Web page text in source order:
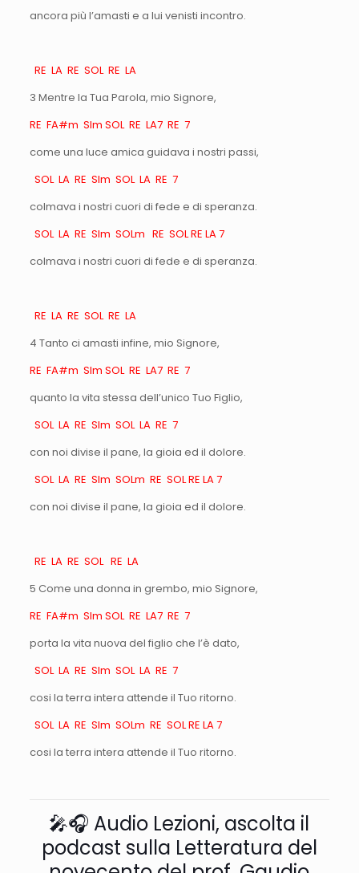
ancora più l’amasti e a lui venisti incontro.
RE LA RE SOL RE LA
3 Mentre la Tua Parola, mio Signore,
RE FA#m SIm SOL RE LA7 RE 7
come una luce amica guidava i nostri passi,
SOL LA RE SIm SOL LA RE 7
colmava i nostri cuori di fede e di speranza.
SOL LA RE SIm SOLm RE SOL RE LA 7
colmava i nostri cuori di fede e di speranza.
RE LA RE SOL RE LA
4 Tanto ci amasti infine, mio Signore,
RE FA#m SIm SOL RE LA7 RE 7
quanto la vita stessa dell’unico Tuo Figlio,
SOL LA RE SIm SOL LA RE 7
con noi divise il pane, la gioia ed il dolore.
SOL LA RE SIm SOLm RE SOL RE LA 7
con noi divise il pane, la gioia ed il dolore.
RE LA RE SOL RE LA
5 Come una donna in grembo, mio Signore,
RE FA#m SIm SOL RE LA7 RE 7
porta la vita nuova del figlio che l’è dato,
SOL LA RE SIm SOL LA RE 7
cosi la terra intera attende il Tuo ritorno.
SOL LA RE SIm SOLm RE SOL RE LA 7
cosi la terra intera attende il Tuo ritorno.
🎤🎧 Audio Lezioni, ascolta il
podcast sulla Letteratura del